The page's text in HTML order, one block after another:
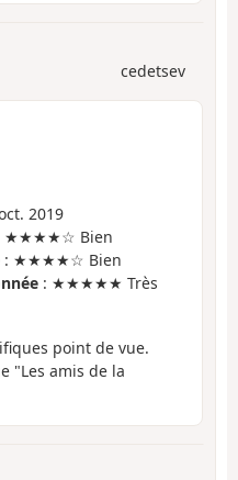
cedetsev
2019
★★★★☆ Bien
: ★★★★☆ Bien
: ★★★★★ Très
point de vue.
"Les amis de la